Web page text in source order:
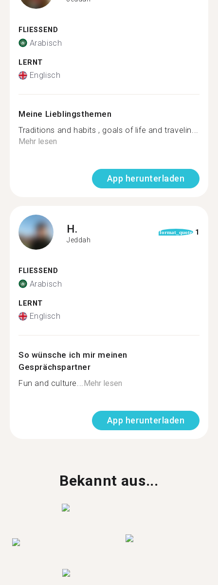
FLIESSEND
Arabisch
LERNT
Englisch
Meine Lieblingsthemen
Traditions and habits , goals of life and travelin...
Mehr lesen
App herunterladen
H.
Jeddah
format_quote 1
FLIESSEND
Arabisch
LERNT
Englisch
So wünsche ich mir meinen
Gesprächspartner
Fun and culture...Mehr lesen
App herunterladen
Bekannt aus...